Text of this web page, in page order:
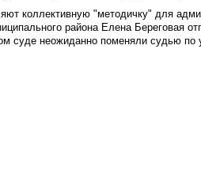
коллективную "методичку" для
района Елена Береговая
суде неожиданно поменяли судью по